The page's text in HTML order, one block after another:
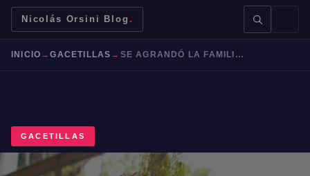
Nicolás Orsini Blog .
INICIO →GACETILLAS → SE AGRANDÓ LA FAMILIA UNIVERSO LB DE LUCAS BALLESTER
GACETILLAS